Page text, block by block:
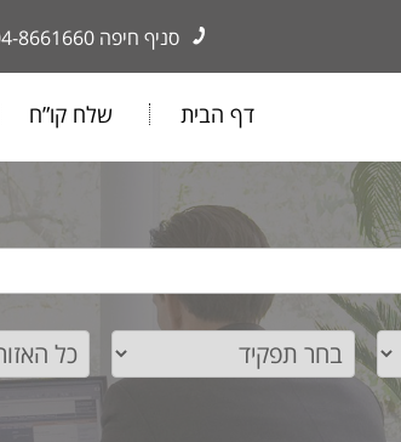
סניף חיפה 8661660
דף הבית שלח קו”ח